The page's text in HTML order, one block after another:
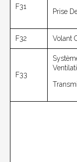
F31
Prise
F32 Volant
F33